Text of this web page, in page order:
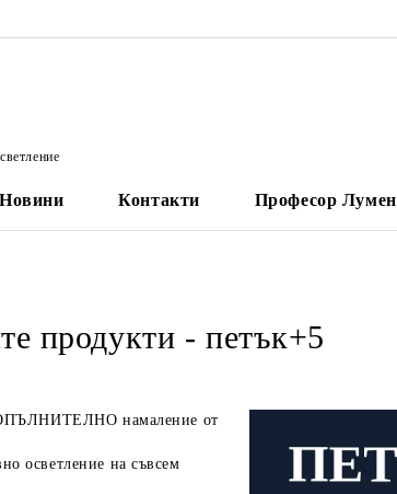
Контакти Професор Лумен
продукти - петък+5
намаление от
осветление на съвсем